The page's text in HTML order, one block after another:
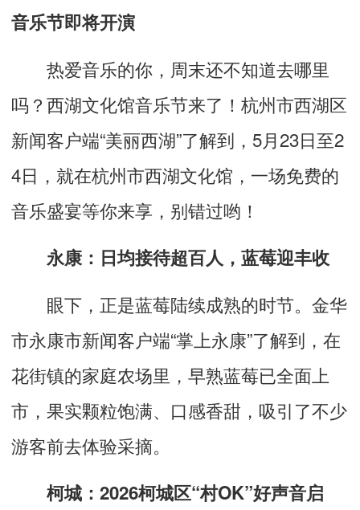
音乐节即将开演
热爱音乐的你，周末还不知道去哪里
吗？西湖文化馆音乐节来了！杭州市西湖区
新闻客户端“美丽西湖”了解到， 5月23日至2
4日，就在杭州市西湖文化馆，一场免费的
音乐盛宴等你来享，别错过哟！
永康：日均接待超百人，蓝莓迎丰收
眼下，正是蓝莓陆续成熟的时节。金华
市永康市新闻客户端“掌上永康”了解到，在
花街镇的家庭农场里，早熟蓝莓已全面上
市，果实颗粒饱满、口感香甜，吸引了不少
游客前去体验采摘。
柯城： 2026柯城区“村OK”好声音启